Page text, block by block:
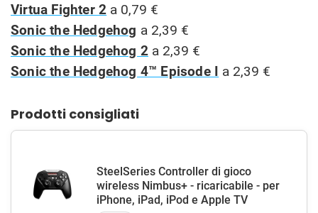
Virtua Fighter 2 a 0,79 €
Sonic the Hedgehog a 2,39 €
Sonic the Hedgehog 2 a 2,39 €
Sonic the Hedgehog 4™ Episode I a 2,39 €
Prodotti consigliati
SteelSeries Controller di gioco
wireless Nimbus+ - ricaricabile - per
iPhone, iPad, iPod e Apple TV